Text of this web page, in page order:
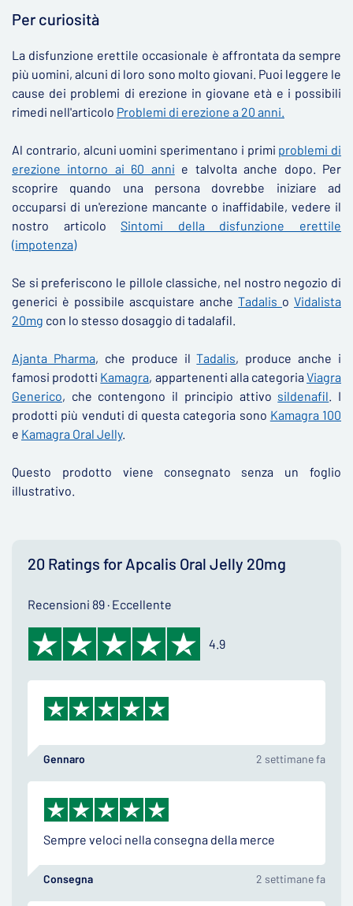
Per curiosità
La disfunzione erettile occasionale è affrontata da sempre
più uomini, alcuni di loro sono molto giovani. Puoi leggere le
cause dei problemi di erezione in giovane età e i possibili
rimedi nell'articolo Problemi di erezione a 20 anni.
Al contrario, alcuni uomini sperimentano i primi problemi di
erezione intorno ai 60 anni e talvolta anche dopo. Per
scoprire quando una persona dovrebbe iniziare ad
occuparsi di un'erezione mancante o inaffidabile, vedere il
nostro articoloSintomi della disfunzione erettile
(impotenza)
Se si preferiscono le pillole classiche, nel nostro negozio di
generici è possibile ascquistare anche Tadalis o Vidalista
20mg con lo stesso dosaggio di tadalafil.
Ajanta Pharma, che produce ilTadalis, produce anche i
famosi prodotti Kamagra, appartenenti alla categoriaViagra
Generico, che contengono il principio attivo sildenafil. I
prodotti più venduti di questa categoria sono Kamagra 100
e Kamagra Oral Jelly.
​Questo prodotto viene consegnato senza un foglio
illustrativo.
20 Ratings for Apcalis Oral Jelly 20mg
Recensioni 89 · Eccellente
4.9
Gennaro 2 settimane fa
Sempre veloci nella consegna della merce
Consegna 2 settimane fa